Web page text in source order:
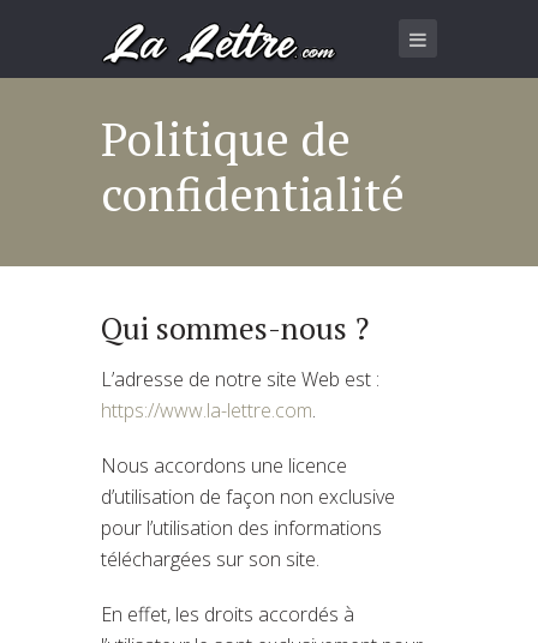
Politique de
confidentialité
Qui sommes-nous ?
L’adresse de notre site Web est :
https://www.la-lettre.com.
Nous accordons une licence
d’utilisation de façon non exclusive
pour l’utilisation des informations
téléchargées sur son site.
En effet, les droits accordés à